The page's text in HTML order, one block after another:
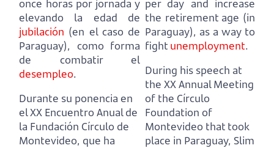
once horas por jornada y
elevando la edad de
jubilación (en el caso de
Paraguay), como forma
de combatir el
desempleo.
Durante su ponencia en
el XX Encuentro Anual de
la Fundación Círculo de
Montevideo, que ha
per day and increase
the retirement age (in
Paraguay), as a way to
fight unemployment.
During his speech at
the XX Annual Meeting
of the Círculo
Foundation of
Montevideo that took
place in Paraguay, Slim